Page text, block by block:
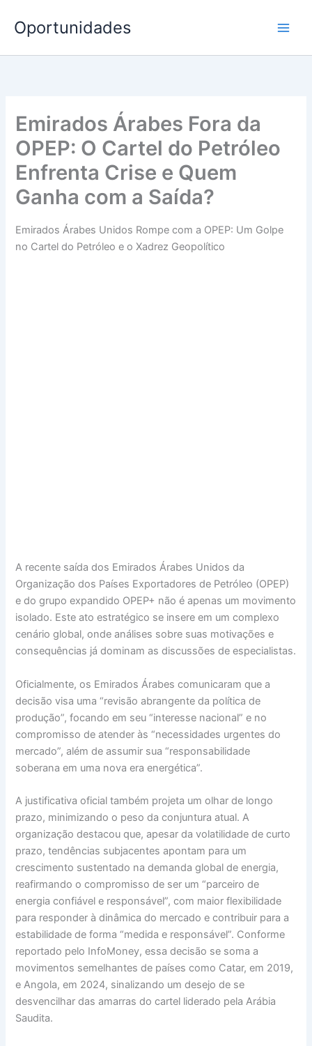
para
conteúdo
Oportunidades
Emirados Árabes Fora da
OPEP: O Cartel do Petróleo
Enfrenta Crise e Quem
Ganha com a Saída?
Emirados Árabes Unidos Rompe com a OPEP: Um Golpe
no Cartel do Petróleo e o Xadrez Geopolítico
A recente saída dos Emirados Árabes Unidos da
Organização dos Países Exportadores de Petróleo (OPEP)
e do grupo expandido OPEP+ não é apenas um movimento
isolado. Este ato estratégico se insere em um complexo
cenário global, onde análises sobre suas motivações e
consequências já dominam as discussões de especialistas.
Oficialmente, os Emirados Árabes comunicaram que a
decisão visa uma “revisão abrangente da política de
produção”, focando em seu “interesse nacional” e no
compromisso de atender às “necessidades urgentes do
mercado”, além de assumir sua “responsabilidade
soberana em uma nova era energética”.
A justificativa oficial também projeta um olhar de longo
prazo, minimizando o peso da conjuntura atual. A
organização destacou que, apesar da volatilidade de curto
prazo, tendências subjacentes apontam para um
crescimento sustentado na demanda global de energia,
reafirmando o compromisso de ser um “parceiro de
energia confiável e responsável”, com maior flexibilidade
para responder à dinâmica do mercado e contribuir para a
estabilidade de forma “medida e responsável”. Conforme
reportado pelo InfoMoney, essa decisão se soma a
movimentos semelhantes de países como Catar, em 2019,
e Angola, em 2024, sinalizando um desejo de se
desvencilhar das amarras do cartel liderado pela Arábia
Saudita.